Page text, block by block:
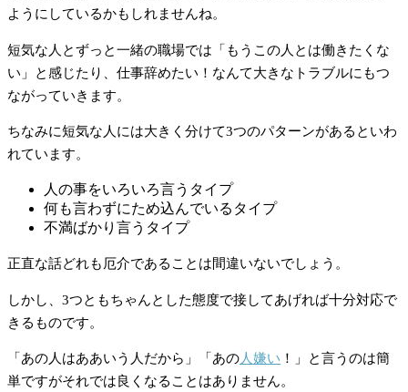
ようにしているかもしれませんね。
短気な人とずっと一緒の職場では「もうこの人とは働きたくな
い」と感じたり、仕事辞めたい！なんて大きなトラブルにもつ
ながっていきます。
ちなみに短気な人には大きく分けて3つのパターンがあるといわ
れています。
人の事をいろいろ言うタイプ
何も言わずにため込んでいるタイプ
不満ばかり言うタイプ
正直な話どれも厄介であることは間違いないでしょう。
しかし、3つともちゃんとした態度で接してあげれば十分対応で
きるものです。
「あの人はああいう人だから」「あの人嫌い ！」と言うのは簡
単ですがそれでは良くなることはありません。